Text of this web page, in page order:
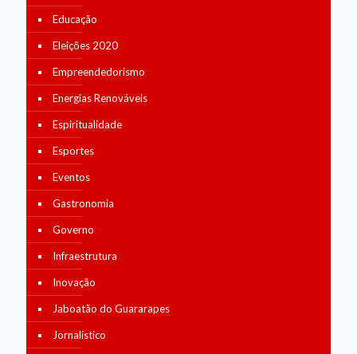
Educação
Eleições 2020
Empreendedorismo
Energias Renováveis
Espiritualidade
Esportes
Eventos
Gastronomia
Governo
Infraestrutura
Inovação
Jaboatão do Guararapes
Jornalístico